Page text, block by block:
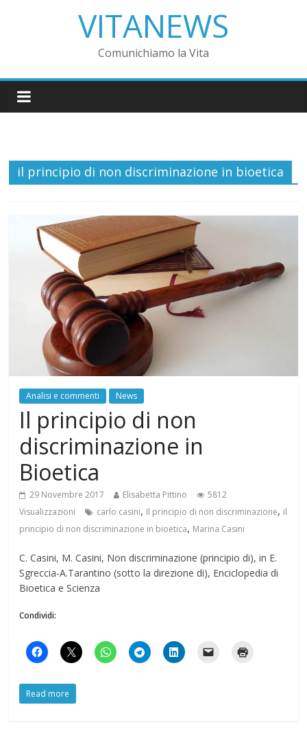
VITANEWS
Comunichiamo la Vita
il principio di non discriminazione in bioetica
Analisi e commenti News
Il principio di non
discriminazione in
Bioetica
29 Novembre 2017 Elisabetta Pittino
5812
Visualizzazioni
carlo casini, Il principio di non discriminazione, il
principio di non discriminazione in bioetica, Marina Casini
C. Casini, M. Casini, Non discriminazione (principio di), in E.
Sgreccia-A.Tarantino (sotto la direzione di), Enciclopedia di
Bioetica e Scienza
Condividi:
Read more